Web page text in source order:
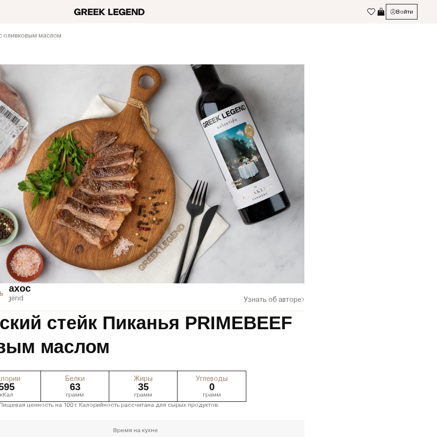
Войти
оливковым маслом
Узнать об авторе
стейк Пиканья PRIMEBEEF
маслом
кКал
Белки
63
грамм
Жиры
35
грамм
Углеводы
0
грамм
Пищевая ценность на 100 г. Калорийность рассчитана для сырых продуктов.
Время на кухне